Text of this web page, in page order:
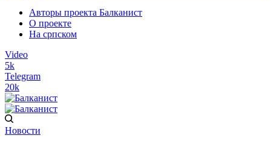
Авторы проекта Балканист
О проекте
На српском
Video
5k
Telegram
20k
Новости